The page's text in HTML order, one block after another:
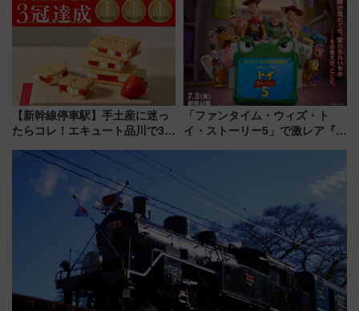
ト 参加方法や体験内容を紹介
を快適移動
【新幹線停車駅】手土産に迷っ
たらコレ！エキュート品川で3年
産スイーツとは？
「ファンタイム・ウィズ・ト
イ・ストーリー5」で激レア『ロ